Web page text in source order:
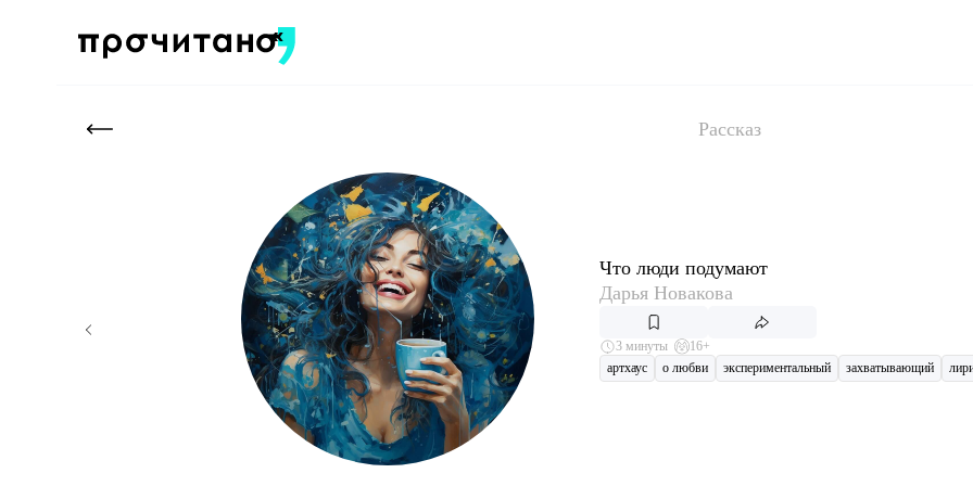
Рассказ
Что люди подумают
Дарья Новакова
3 минуты
16+
артхаус
о любви экспериментальный захватывающий